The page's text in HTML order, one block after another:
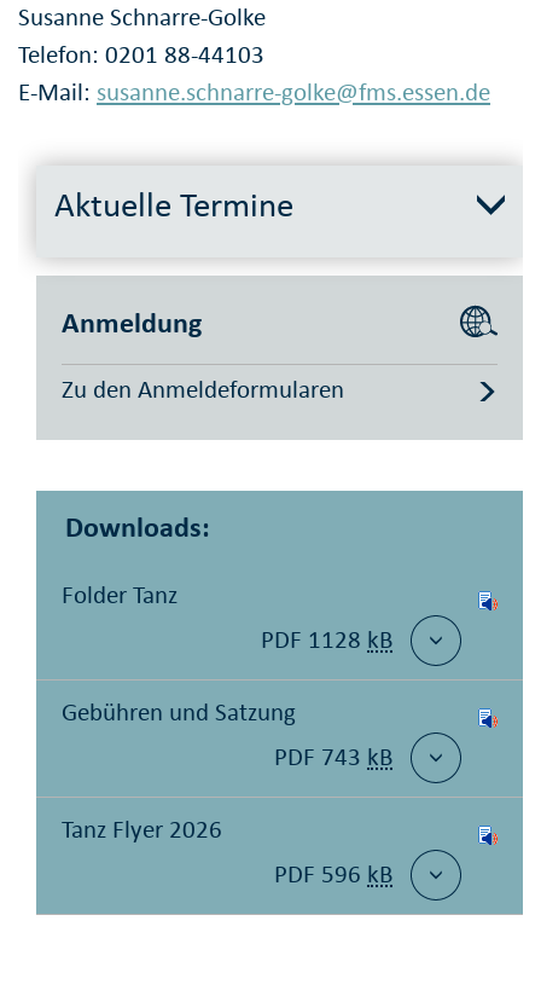
Susanne Schnarre-Golke
Telefon: 0201 88-44103
E-Mail: susanne.schnarre-golke@fms.essen.de
Aktuelle Termine
Anmeldung
Zu den Anmeldeformularen
Downloads:
Folder Tanz
PDF 1128 kB
Gebühren und Satzung
PDF 743 kB
Tanz Flyer 2026
PDF 596 kB